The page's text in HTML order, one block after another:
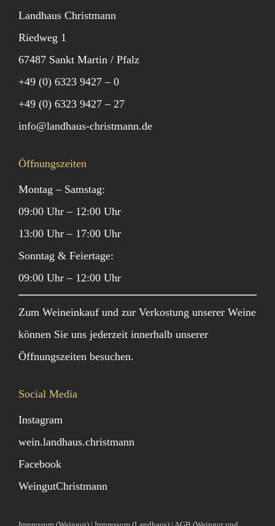
Landhaus Christmann
Riedweg 1
67487 Sankt Martin / Pfalz
+49 (0) 6323 9427 – 0
+49 (0) 6323 9427 – 27
info@landhaus-christmann.de
Öffnungszeiten
Montag – Samstag:
09:00 Uhr – 12:00 Uhr
13:00 Uhr – 17:00 Uhr
Sonntag & Feiertage:
09:00 Uhr – 12:00 Uhr
Zum Weineinkauf und zur Verkostung unserer Weine
können Sie uns jederzeit innerhalb unserer
Öffnungszeiten besuchen.
Social Media
Instagram
wein.landhaus.christmann
Facebook
WeingutChristmann